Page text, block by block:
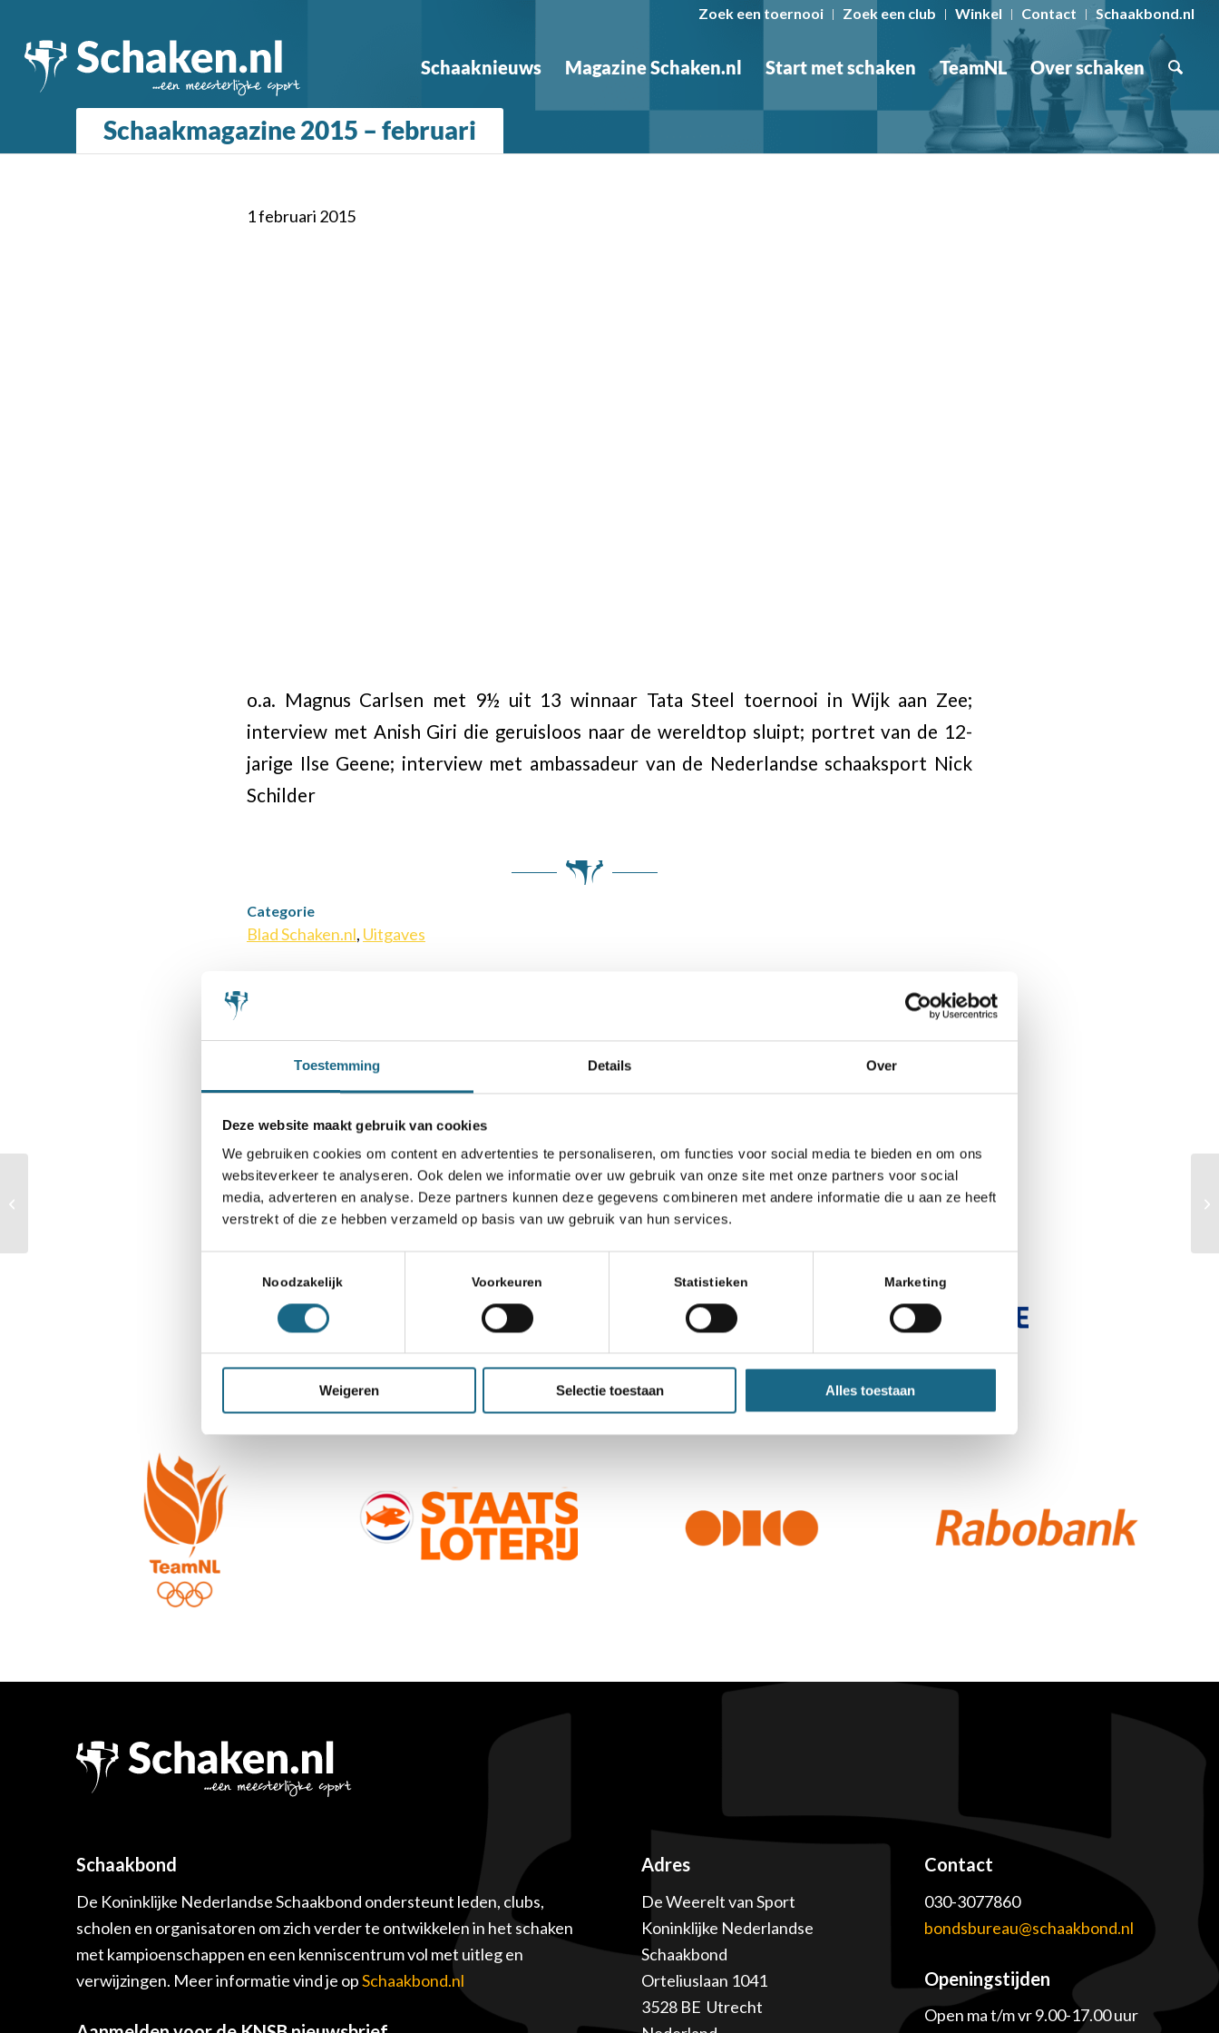
Toestemming Details Over
Deze website maakt gebruik van cookies
We gebruiken cookies om content en advertenties te personaliseren, om functies voor social media te bieden en om ons
websiteverkeer te analyseren. Ook delen we informatie over uw gebruik van onze site met onze partners voor social
media, adverteren en analyse. Deze partners kunnen deze gegevens combineren met andere informatie die u aan ze heeft
verstrekt of die ze hebben verzameld op basis van uw gebruik van hun services.
Noodzakelijk Voorkeuren Statistieken Marketing
Weigeren Selectie toestaan Alles toestaan
Zoek een toernooi Zoek een club Winkel Contact Schaakbond.nl
Schaaknieuws Magazine Schaken.nl Start met schaken TeamNL Over schaken
Schaakmagazine 2015 – februari
1 februari 2015
o.a. Magnus Carlsen met 9½ uit 13 winnaar Tata Steel toernooi in Wijk aan Zee;
interview met Anish Giri die geruisloos naar de wereldtop sluipt; portret van de 12-
jarige Ilse Geene; interview met ambassadeur van de Nederlandse schaaksport Nick
Schilder
Categorie
Blad Schaken.nl, Uitgaves
Deel dit stuk
Schaken.nl wordt mede mogelijk gemaakt door:
Schaakbond
De Koninklijke Nederlandse Schaakbond ondersteunt leden, clubs,
scholen en organisatoren om zich verder te ontwikkelen in het schaken
met kampioenschappen en een kenniscentrum vol met uitleg en
verwijzingen. Meer informatie vind je opSchaakbond.nl
Adres
De Weerelt van Sport
Koninklijke Nederlandse
Schaakbond
Orteliuslaan 1041
3528 BE Utrecht
Contact
030-3077860
bondsbureau@schaakbond.nl
Openingstijden
Open ma t/m vr 9.00-17.00 uur